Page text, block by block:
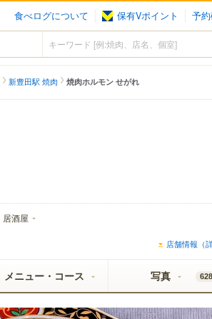
食べログについて 保有Vポイント 予
新豊田駅 焼肉 焼肉ホルモン せがれ
居酒屋
店舗情報（詳
メニュー・コース 写真 628